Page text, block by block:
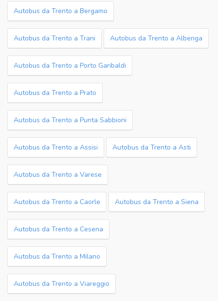
Autobus da Trento a Bergamo
Autobus da Trento a Trani Autobus da Trento a Albenga
Autobus da Trento a Porto Garibaldi
Autobus da Trento a Prato
Autobus da Trento a Punta Sabbioni
Autobus da Trento a Assisi Autobus da Trento a Asti
Autobus da Trento a Varese
Autobus da Trento a Caorle Autobus da Trento a Siena
Autobus da Trento a Cesena
Autobus da Trento a Milano
Autobus da Trento a Viareggio